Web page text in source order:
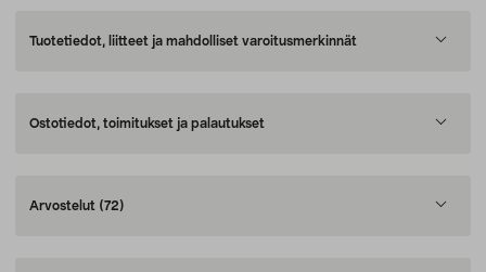
Tuotetiedot, liitteet ja mahdolliset varoitusmerkinnät
Ostotiedot, toimitukset ja palautukset
Arvostelut (72)